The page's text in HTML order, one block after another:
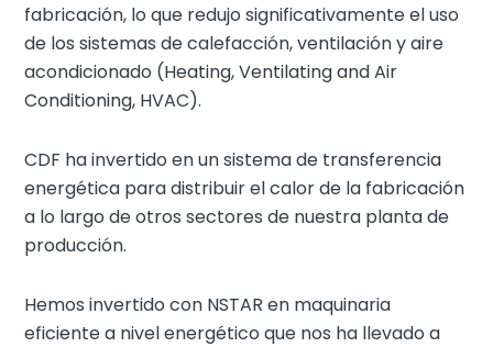
fabricación, lo que redujo significativamente el uso
de los sistemas de calefacción, ventilación y aire
acondicionado (Heating, Ventilating and Air
Conditioning, HVAC).
CDF ha invertido en un sistema de transferencia
energética para distribuir el calor de la fabricación
a lo largo de otros sectores de nuestra planta de
producción.
Hemos invertido con NSTAR en maquinaria
eficiente a nivel energético que nos ha llevado a